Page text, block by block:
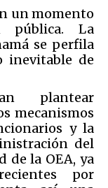
un momento
pública. La
se perfila
inevitable de
plantear
mecanismos
y la
del
de la OEA, ya
por